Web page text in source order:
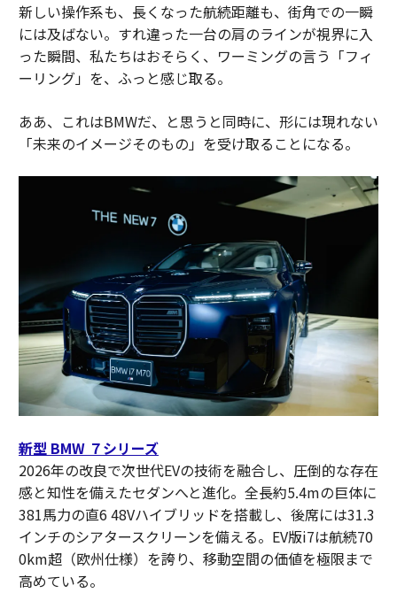
新しい操作系も、長くなった航続距離も、街角での一瞬
には及ばない。すれ違った一台の肩のラインが視界に入
った瞬間、私たちはおそらく、ワーミングの言う「フィ
ーリング」を、ふっと感じ取る。
ああ、これはBMWだ、と思うと同時に、形には現れない
「未来のイメージそのもの」を受け取ることになる。
新型 BMW ７シリーズ
2026年の改良で次世代EVの技術を融合し、圧倒的な存在
感と知性を備えたセダンへと進化。全長約5.4mの巨体に
381馬力の直6 48Vハイブリッドを搭載し、後席には31.3
インチのシアタースクリーンを備える。EV版i7は航続70
0km超（欧州仕様）を誇り、移動空間の価値を極限まで
高めている。